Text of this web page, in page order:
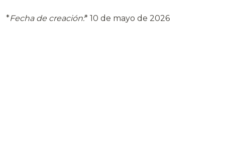
*Fecha de creación:* 10 de mayo de 2026